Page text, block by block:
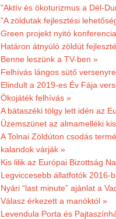
"Aktív és ökoturizmus a Dél-
"A zöldutak fejlesztési
Green projekt nyitó
Határon átnyúló zöldút
Benne leszünk a TV-ben »
Felhívás lángos sütő
Elindult a 2019-es Év Fája
Ökojáték felhívás »
A bátaszéki tölgy lett idén az
Üzemszünet az almamelléki
A Tolnai Zöldúton csodás
kalandok várják »
Kis lilik az Európai Bizottság
Legviccesebb állatfotók 2016-
Nyári “last minute” ajánlat a
Válasz érkezett a manóktól »
Levendula Porta és